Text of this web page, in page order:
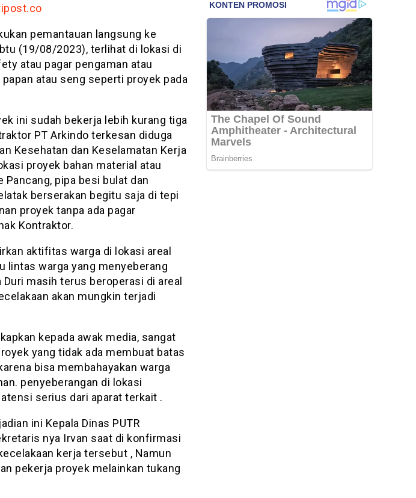
pemantauan langsung ke
(19/08/2023), terlihat di lokasi di
atau pagar pengaman atau
atau seng seperti proyek pada
ini sudah bekerja lebih kurang tiga
PT Arkindo terkesan diduga
Kesehatan dan Keselamatan Kerja
proyek bahan material atau
pipa besi bulat dan
berserakan begitu saja di tepi
proyek tanpa ada pagar
Kontraktor.
aktifitas warga di lokasi areal
lintas warga yang menyeberang
masih terus beroperasi di areal
akan mungkin terjadi
kepada awak media, sangat
yang tidak ada membuat batas
bisa membahayakan warga
penyeberangan di lokasi
serius dari aparat terkait .
ini Kepala Dinas PUTR
nya Irvan saat di konfirmasi
kerja tersebut , Namun
pekerja proyek melainkan tukang